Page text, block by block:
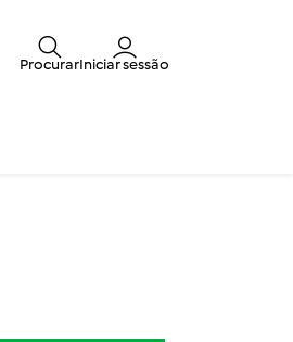
ProcurarIniciar sessão